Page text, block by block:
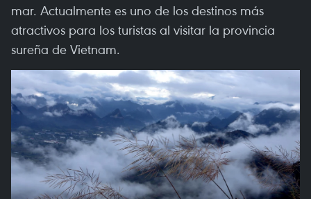
mar. Actualmente es uno de los destinos más
atractivos para los turistas al visitar la provincia
sureña de Vietnam.